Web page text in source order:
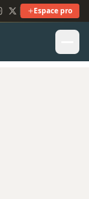
Espace pro